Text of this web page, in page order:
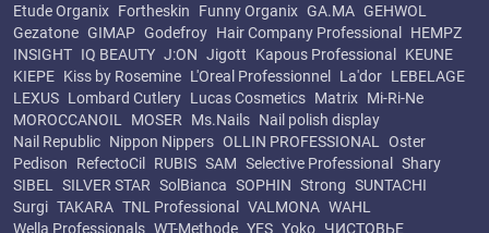
Etude Organix Fortheskin Funny Organix GA.MA GEHWOL
Gezatone GIMAP Godefroy Hair Company Professional
HEMPZ
INSIGHT IQ BEAUTY J:ON Jigott Kapous Professional
KEUNE
KIEPE Kiss by Rosemine L'Oreal Professionnel La'dor LEBELAGE
LEXUS Lombard Cutlery Lucas Cosmetics Matrix Mi-Ri-Ne
MOROCCANOIL
MOSER Ms.Nails Nail polish display
Nail Republic Nippon Nippers OLLIN PROFESSIONAL
Oster
Pedison
RefectoCil RUBIS SAM Selective Professional
Shary
SIBEL
SILVER STAR SolBianca SOPHIN Strong SUNTACHI
Surgi TAKARA TNL Professional VALMONA WAHL
Wella Professionals WT-Methode YES Yoko ЧИСТОВЬЕ